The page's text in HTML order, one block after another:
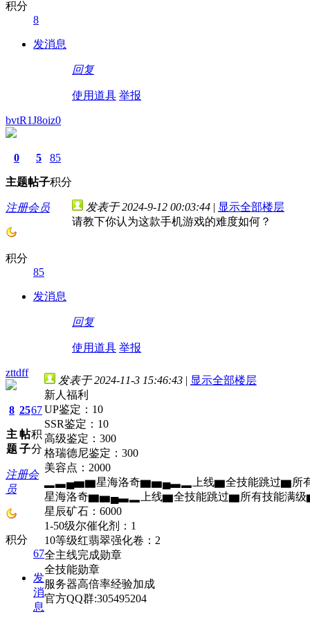
积分
8
发消息
回复
使用道具 举报
bvtR1J8oiz0
0
主题
5
帖子
85
积分
注册会员
积分
85
发消息
发表于 2024-9-12 00:03:44 | 显示全部楼层
请教下你认为这款手机游戏的难度如何？
回复
使用道具 举报
zttdff
8
主
题
25
帖
子
67
积
分
注册会
员
积分
67
发
消
息
发表于 2024-11-3 15:46:43 | 显示全部楼层
新人福利
UP鉴定：10
SSR鉴定：10
高级鉴定：300
格瑞德尼鉴定：300
美容点：2000
▂▃▄▅▆星海洛奇▆▅▄▃▂上线▆全技能跳过▆所有
星海洛奇▆▅▄▃▂上线▆全技能跳过▆所有技能满级
星辰矿石：6000
1-50级尔催化剂：1
10等级红翡翠强化卷：2
全主线完成勋章
全技能勋章
服务器高倍率经验加成
官方QQ群:305495204